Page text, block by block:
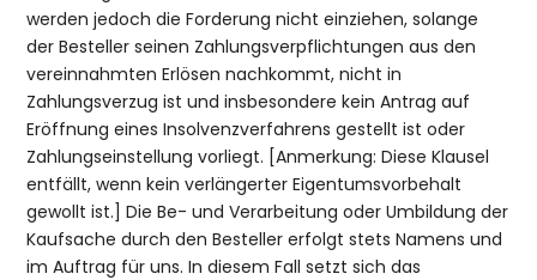
werden jedoch die Forderung nicht einziehen, solange
der Besteller seinen Zahlungsverpflichtungen aus den
vereinnahmten Erlösen nachkommt, nicht in
Zahlungsverzug ist und insbesondere kein Antrag auf
Eröffnung eines Insolvenzverfahrens gestellt ist oder
Zahlungseinstellung vorliegt. [Anmerkung: Diese Klausel
entfällt, wenn kein verlängerter Eigentumsvorbehalt
gewollt ist.] Die Be- und Verarbeitung oder Umbildung der
Kaufsache durch den Besteller erfolgt stets Namens und
im Auftrag für uns. In diesem Fall setzt sich das